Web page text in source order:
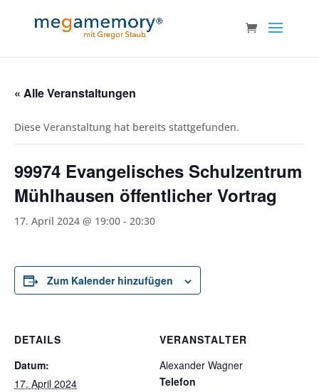
« Alle Veranstaltungen
Diese Veranstaltung hat bereits stattgefunden.
99974 Evangelisches Schulzentrum
Mühlhausen öffentlicher Vortrag
17. April 2024 @ 19:00 - 20:30
Zum Kalender hinzufügen
DETAILS
Datum:
17. April 2024
VERANSTALTER
Alexander Wagner
Telefon